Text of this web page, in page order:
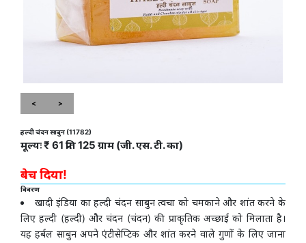
< >
हल्दी चंदन साबुन (11782)
मूल्यः ₹ 61 प्रति 125 ग्राम (जी. एस. टी. का)
बेच दिया!
विवरण
खादी इंडिया का हल्दी चंदन साबुन त्वचा को चमकाने और शांत करने के
लिए हल्दी (हल्दी) और चंदन (चंदन) की प्राकृतिक अच्छाई को मिलाता है।
यह हर्बल साबुन अपने एंटीसेप्टिक और शांत करने वाले गुणों के लिए जाना